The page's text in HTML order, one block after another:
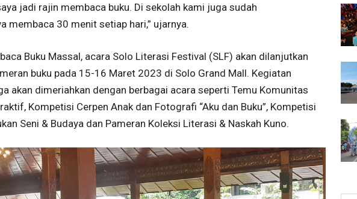
jadi rajin membaca buku. Di sekolah kami juga sudah
membaca 30 menit setiap hari,” ujarnya.
Buku Massal, acara Solo Literasi Festival (SLF) akan dilanjutkan
buku pada 15-16 Maret 2023 di Solo Grand Mall. Kegiatan
akan dimeriahkan dengan berbagai acara seperti Temu Komunitas
Kompetisi Cerpen Anak dan Fotografi “Aku dan Buku”, Kompetisi
Seni & Budaya dan Pameran Koleksi Literasi & Naskah Kuno.